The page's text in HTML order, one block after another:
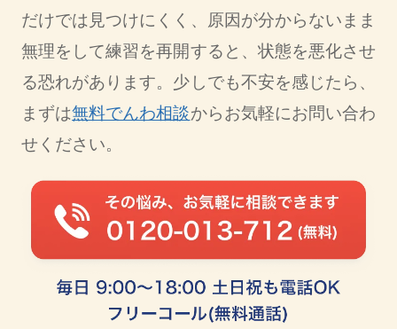
だけでは見つけにくく、原因が分からないまま
無理をして練習を再開すると、状態を悪化させ
る恐れがあります。少しでも不安を感じたら、
まずは無料でんわ相談からお気軽にお問い合わ
せください。